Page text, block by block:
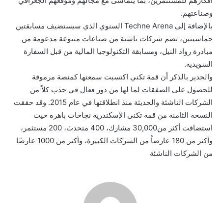
وصناعتهم.
بالإضافة إلى Techne Arena السنوي الذي سيستضيف مسابقتين
حماسيتين، تضم شركات ناشئة من صناعات متنوعة مدعومة من
مبادرة رواد النيل، ومسابقة التكنولوجيا المالية من قبل السفارة
السويدية.
والجدير بالذكر أن قمة تكني اكتسبت سمعتها كمنصة مرموقة
للحصول على الصفقات لما لها من دور فعال في جذب كلاً من
الشركات الناشئة والحديثة منذ انطلاقتها في عام 2015. وقد حققت
النسخة الثامنة من قمة تكنى الإسكندرية نجاحات باهرة حيث
استضافت أكثر من30,000 مشارك، 400 متحدث، 200 مستثمر،
وأكثر من 180 عارضاُ من الشركات الكبيرة، وأكثر من 1000 عارضًا
من الشركات الناشئة